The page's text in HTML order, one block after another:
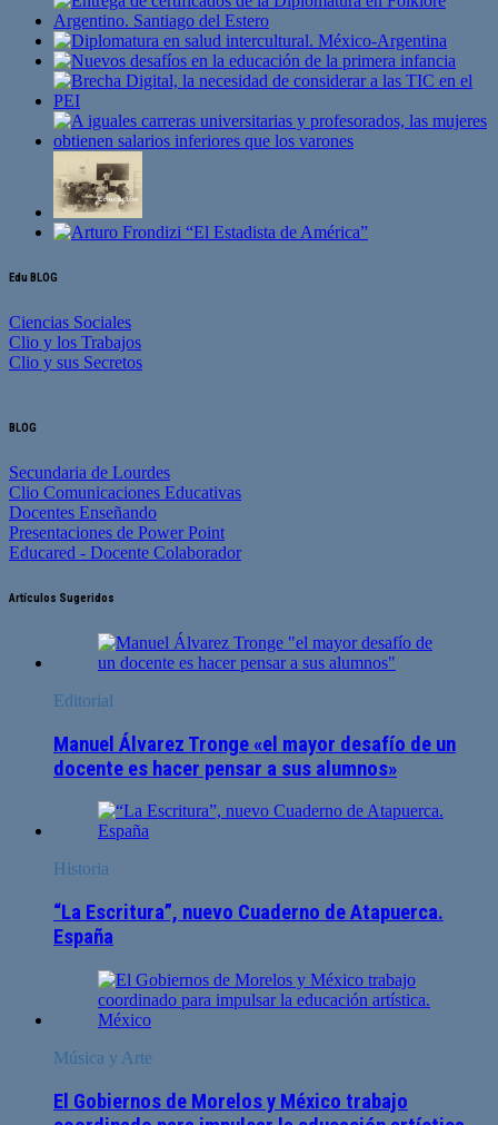
Edu BLOG
Ciencias Sociales
Clio y los Trabajos
Clio y sus Secretos
BLOG
Secundaria de Lourdes
Clio Comunicaciones Educativas
Docentes Enseñando
Presentaciones de Power Point
Educared - Docente Colaborador
Artículos Sugeridos
Editorial
Manuel Álvarez Tronge «el mayor desafío de un
docente es hacer pensar a sus alumnos»
Historia
“La Escritura”, nuevo Cuaderno de Atapuerca.
España
Música y Arte
El Gobiernos de Morelos y México trabajo